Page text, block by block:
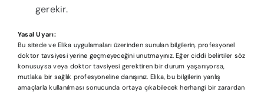
gerekir.
Yasal Uyarı:
Bu sitede ve Elika uygulamaları üzerinden sunulan bilgilerin, profesyonel
doktor tavsiyesi yerine geçmeyeceğini unutmayınız. Eğer ciddi belirtiler söz
konusuysa veya doktor tavsiyesi gerektiren bir durum yaşanıyorsa,
mutlaka bir sağlık profesyoneline danışınız. Elika, bu bilgilerin yanlış
amaçlarla kullanılması sonucunda ortaya çıkabilecek herhangi bir zarardan